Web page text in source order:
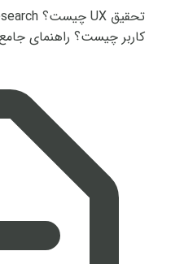
کاربر چیست؟ راهنمای